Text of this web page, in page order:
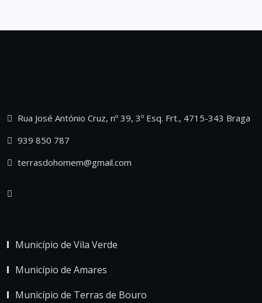
Rua José António Cruz, nº 39, 3º Esq. Frt., 4715-343 Braga
939 850 787
terrasdohomem@gmail.com
Município de Vila Verde
Município de Amares
Município de Terras de Bouro